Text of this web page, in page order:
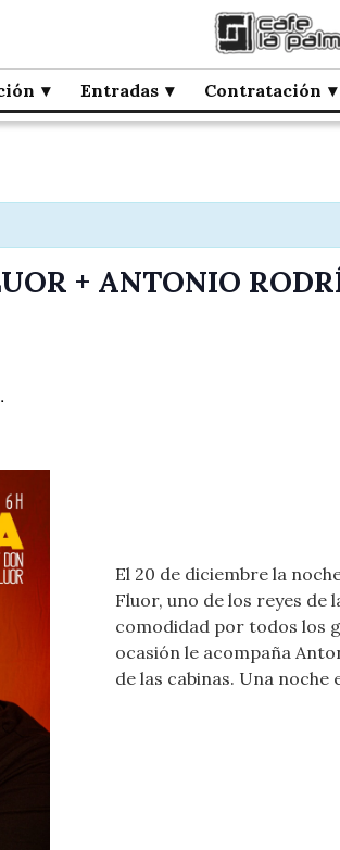
Entradas Contratación
+ ANTONIO
El 20 de diciembre la
Fluor, uno de los reyes de
comodidad por todos los
ocasión le acompaña
de las cabinas. Una